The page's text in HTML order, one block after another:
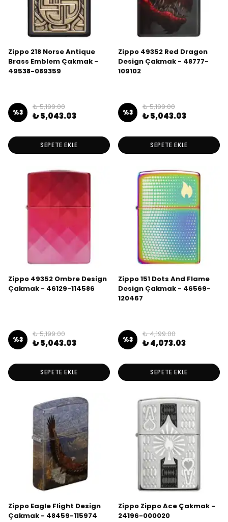
Zippo 218 Norse Antique
Brass Emblem Çakmak -
49538-089359
%3
₺ 5,199.00
₺ 5,043.03
SEPETE EKLE
Zippo 49352 Red Dragon
Design Çakmak - 48777-
109102
%3
₺ 5,199.00
₺ 5,043.03
SEPETE EKLE
Zippo 49352 Ombre Design
Çakmak - 46129-114586
%3
₺ 5,199.00
₺ 5,043.03
SEPETE EKLE
Zippo 151 Dots And Flame
Design Çakmak - 46569-
120467
%3
₺ 4,199.00
₺ 4,073.03
SEPETE EKLE
Zippo Eagle Flight Design
Çakmak - 48459-115974
Zippo Zippo Ace Çakmak -
24196-000020